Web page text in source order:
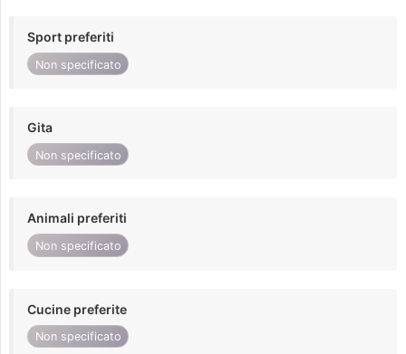
Sport preferiti
Non specificato
Gita
Non specificato
Animali preferiti
Non specificato
Cucine preferite
Non specificato